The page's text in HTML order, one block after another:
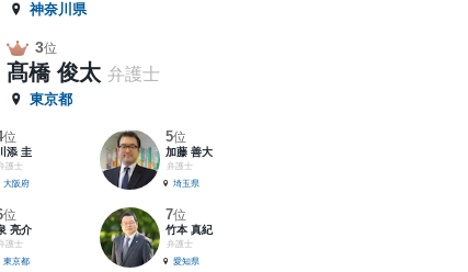
神奈川県
3位
髙橋 俊太 弁護士
東京都
位
添 圭
護士
大阪府
5位
加藤 善大
弁護士
埼玉県
位
亮介
護士
東京都
7位
竹本 真紀
弁護士
愛知県